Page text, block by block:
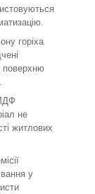
горіха
поверхню
не
житлових
у